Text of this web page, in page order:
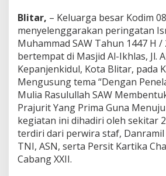
n
K
a
r
a
k
t
e
r
P
r
a
j
u
Blitar, – Keluarga besar Kodim
menyelenggarakan peringatan
Muhammad SAW Tahun 1447 H /
bertempat di Masjid Al-Ikhlas, Jl.
Kepanjenkidul, Kota Blitar, pada
Mengusung tema “Dengan
Mulia Rasulullah SAW
Prajurit Yang Prima Guna
kegiatan ini dihadiri oleh sekitar
terdiri dari perwira staf,
TNI, ASN, serta Persit Kartika
Cabang XXII.